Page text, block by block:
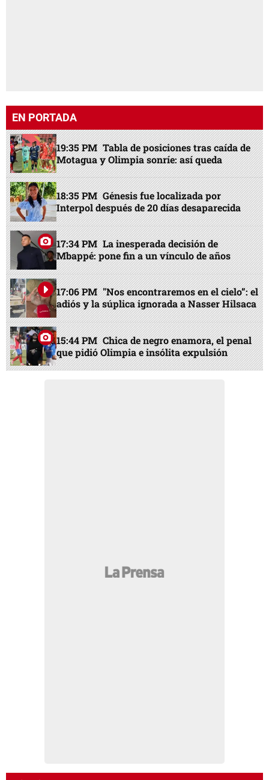
EN PORTADA
19:35 PM Tabla de posiciones tras caída de
Motagua y Olimpia sonríe: así queda
18:35 PM Génesis fue localizada por
Interpol después de 20 días desaparecida
17:34 PM La inesperada decisión de
Mbappé: pone fin a un vínculo de años
17:06 PM "Nos encontraremos en el cielo”: el
adiós y la súplica ignorada a Nasser Hilsaca
15:44 PM Chica de negro enamora, el penal
que pidió Olimpia e insólita expulsión